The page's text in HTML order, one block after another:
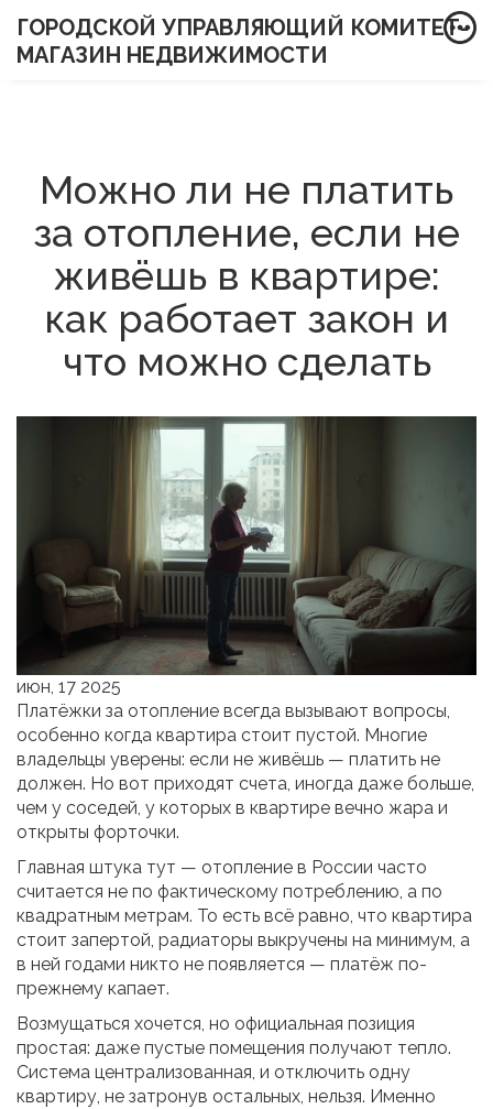
ГОРОДСКОЙ УПРАВЛЯЮЩИЙ КОМИТЕТ-
МАГАЗИН НЕДВИЖИМОСТИ
Можно ли не платить
за отопление, если не
живёшь в квартире:
как работает закон и
что можно сделать
июн, 17 2025
Платёжки за отопление всегда вызывают вопросы,
особенно когда квартира стоит пустой. Многие
владельцы уверены: если не живёшь — платить не
должен. Но вот приходят счета, иногда даже больше,
чем у соседей, у которых в квартире вечно жара и
открыты форточки.
Главная штука тут — отопление в России часто
считается не по фактическому потреблению, а по
квадратным метрам. То есть всё равно, что квартира
стоит запертой, радиаторы выкручены на минимум, а
в ней годами никто не появляется — платёж по-
прежнему капает.
Возмущаться хочется, но официальная позиция
простая: даже пустые помещения получают тепло.
Система централизованная, и отключить одну
квартиру, не затронув остальных, нельзя. Именно